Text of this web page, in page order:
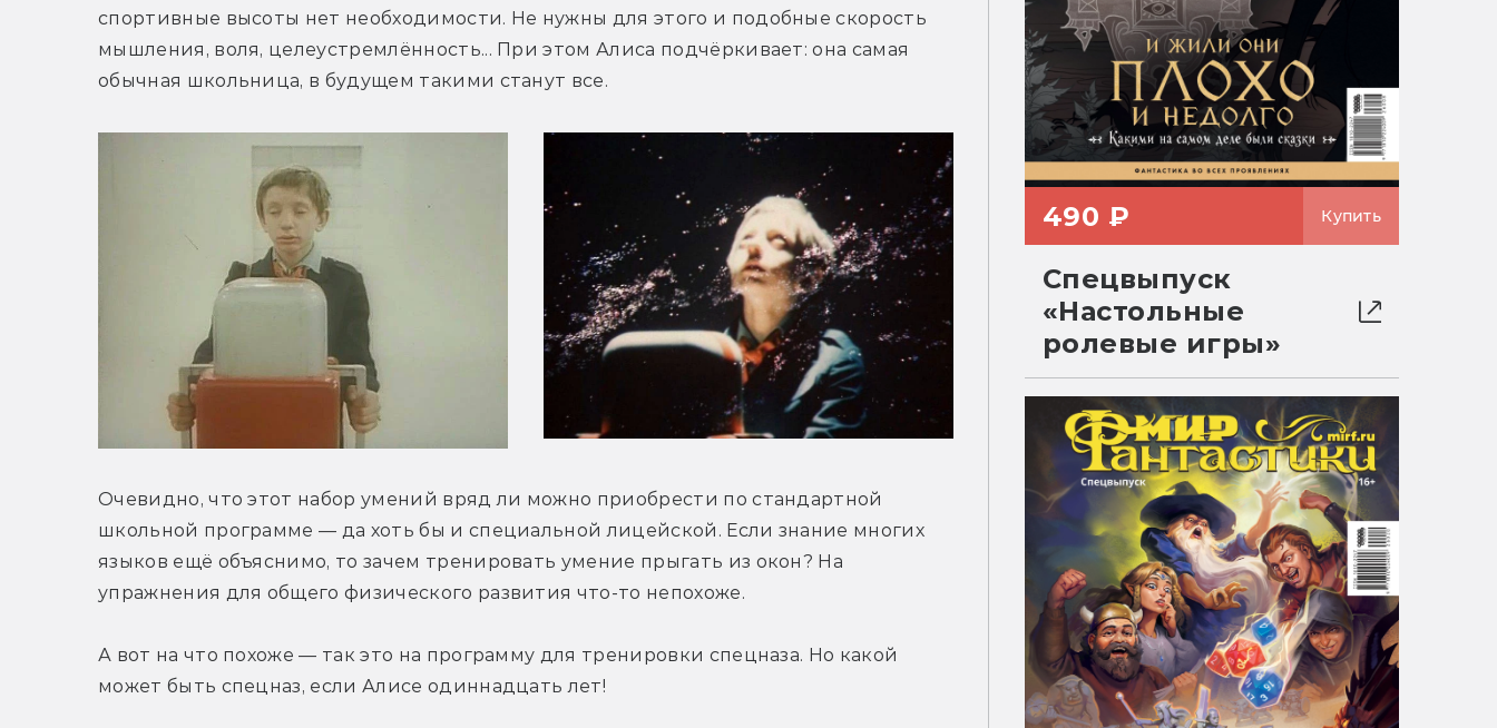
спортивные высоты нет необходимости. Не нужны для этого и подобные скорость
мышления, воля, целеустремлённость... При этом Алиса подчёркивает: она самая
обычная школьница, в будущем такими станут все.
Очевидно, что этот набор умений вряд ли можно приобрести по стандартной
школьной программе — да хоть бы и специальной лицейской. Если знание многих
языков ещё объяснимо, то зачем тренировать умение прыгать из окон? На
упражнения для общего физического развития что-то непохоже.
А вот на что похоже — так это на программу для тренировки спецназа. Но какой
может быть спецназ, если Алисе одиннадцать лет!
490 ₽ Купить
Спецвыпуск
«Настольные
ролевые игры»